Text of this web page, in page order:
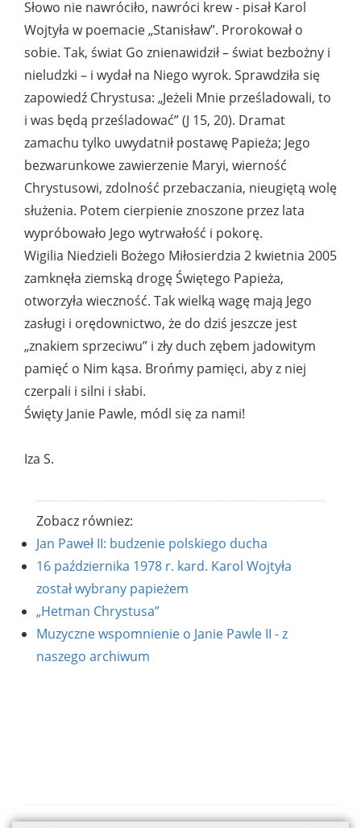
Słowo nie nawróciło, nawróci krew - pisał Karol
Wojtyła w poemacie „Stanisław”. Prorokował o
sobie. Tak, świat Go znienawidził – świat bezbożny i
nieludzki – i wydał na Niego wyrok. Sprawdziła się
zapowiedź Chrystusa: „Jeżeli Mnie prześladowali, to
i was będą prześladować” (J 15, 20). Dramat
zamachu tylko uwydatnił postawę Papieża; Jego
bezwarunkowe zawierzenie Maryi, wierność
Chrystusowi, zdolność przebaczania, nieugiętą wolę
służenia. Potem cierpienie znoszone przez lata
wypróbowało Jego wytrwałość i pokorę.
Wigilia Niedzieli Bożego Miłosierdzia 2 kwietnia 2005
zamknęła ziemską drogę Świętego Papieża,
otworzyła wieczność. Tak wielką wagę mają Jego
zasługi i orędownictwo, że do dziś jeszcze jest
„znakiem sprzeciwu” i zły duch zębem jadowitym
pamięć o Nim kąsa. Brońmy pamięci, aby z niej
czerpali i silni i słabi.
Święty Janie Pawle, módl się za nami!
Iza S.
Zobacz równiez:
Jan Paweł II: budzenie polskiego ducha
16 października 1978 r. kard. Karol Wojtyła
został wybrany papieżem
„Hetman Chrystusa”
Muzyczne wspomnienie o Janie Pawle II - z
naszego archiwum